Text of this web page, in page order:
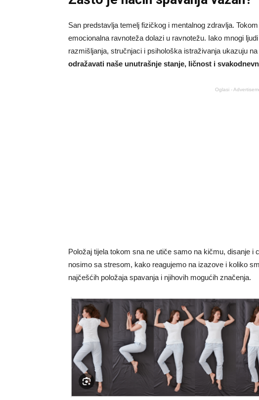
San predstavlja temelj fizičkog i mentalnog zdravlja.
emocionalna ravnoteža dolazi u ravnotežu. Iako mnogi
razmišljanja, stručnjaci i psihološka istraživanja ukazuju na
odražavati naše unutrašnje stanje, ličnost i
Oglasi -
Položaj tijela tokom sna ne utiče samo na kičmu, disanje
nosimo sa stresom, kako reagujemo na izazove i koliko
najčešćih položaja spavanja i njihovih mogućih značenja.